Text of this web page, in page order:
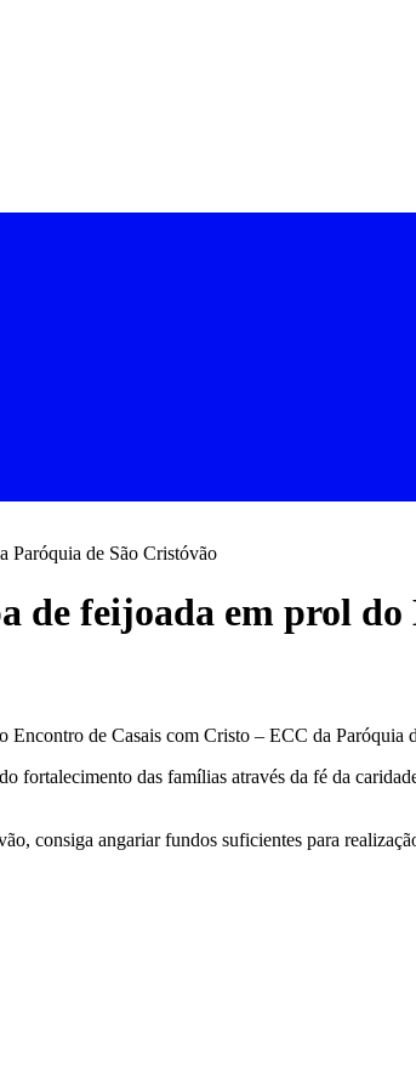
Paróquia de São Cristóvão
de feijoada em prol
de Casais com Cristo – ECC da
das famílias através da fé da
consiga angariar fundos suficientes para